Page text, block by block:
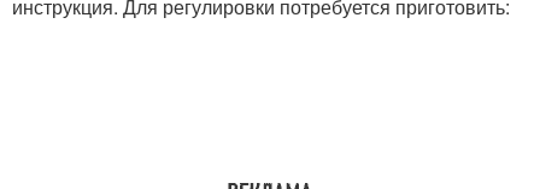
инструкция. Для регулировки потребуется приготовить: